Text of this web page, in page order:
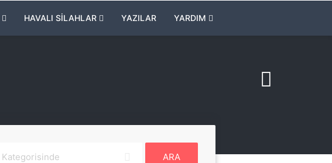
HAVALI SİLAHLAR YAZILAR YARDIM
ARA